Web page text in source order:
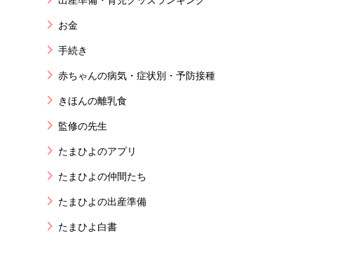
お金
手続き
赤ちゃんの病気・症状別・予防接種
きほんの離乳食
監修の先生
たまひよのアプリ
たまひよの仲間たち
たまひよの出産準備
たまひよ白書